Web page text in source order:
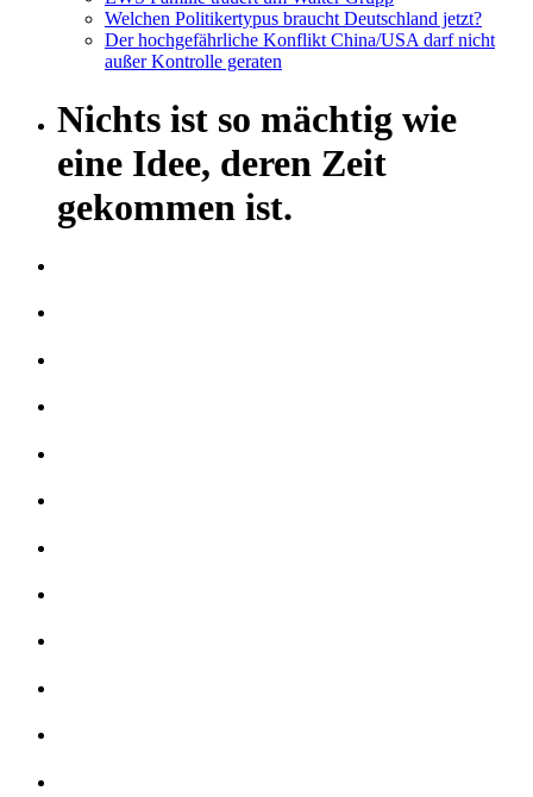
Welchen Politikertypus braucht Deutschland jetzt?
Der hochgefährliche Konflikt China/USA darf nicht
außer Kontrolle geraten
Nichts ist so mächtig wie
eine Idee, deren Zeit
gekommen ist.